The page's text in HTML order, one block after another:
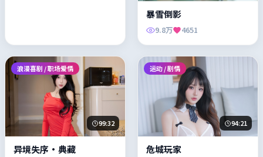
暴雪倒影
9.8万 4651
浪漫喜剧 / 职场爱情
99:32
异境失序·典藏
运动 / 剧情
94:21
危城玩家